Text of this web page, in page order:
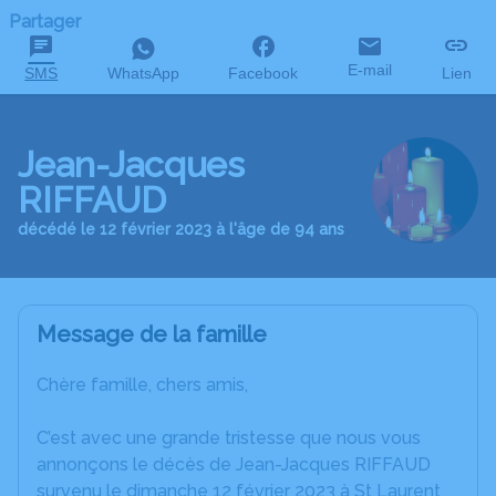
Partager
SMS WhatsApp Facebook E-mail Lien
Jean-Jacques
RIFFAUD
décédé le 12 février 2023 à l'âge de 94 ans
Message de la famille
Chère famille, chers amis,
C’est avec une grande tristesse que nous vous
annonçons le décès de Jean-Jacques RIFFAUD
survenu le dimanche 12 février 2023 à St Laurent